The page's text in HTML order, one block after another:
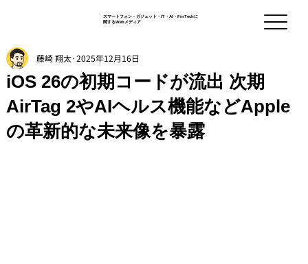
スマートフォン - ガジェット・IT・AI・FinTechに
関するWebメディア
iOS 26の初期コードが流出 次期
AirTag 2やAIヘルス機能などApple
の革新的な未来像を暴露
藤崎 翔太 2025年12月16日